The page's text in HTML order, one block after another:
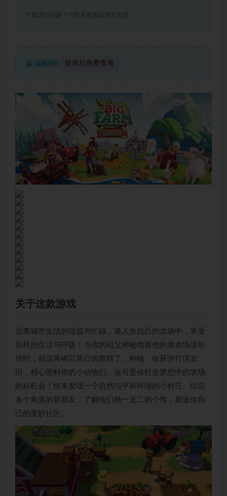
下载遇到问题？可联系客服或留言反馈
隐藏内容 登录后免费查看
关于这款游戏
远离城市生活的喧嚣与忙碌，遁入你自己的农场中，享受
别样的生活与呼吸！当你的祖父神秘地将他的老农场送给
你时，就该再铸它昔日的辉煌了。种植、收获并打理农
田，精心照料你的小动物们。这可是你打造梦想中的农场
的好机会！快来发现一个自然与平和环绕的小村庄。结识
各个角落的新朋友，了解他们独一无二的个性，塑造你自
己的美妙社区。